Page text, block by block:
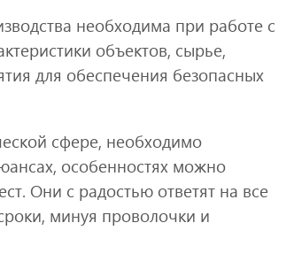
необходима при работе с
объектов, сырье,
для обеспечения безопасных
сфере, необходимо
особенностях можно
Они с радостью ответят на все
минуя проволочки и